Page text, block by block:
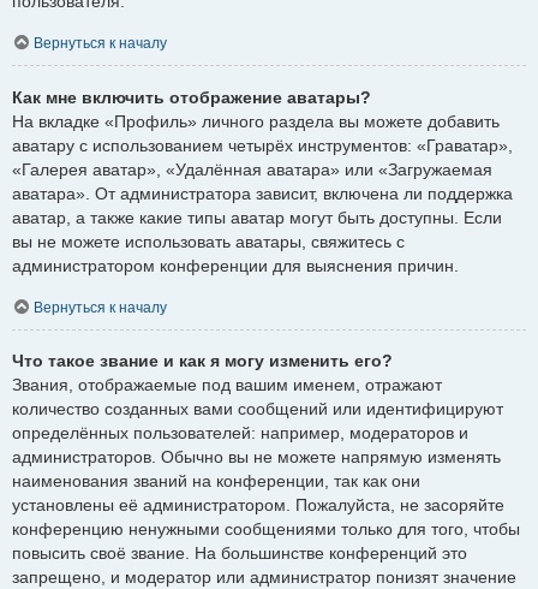
Вернуться к началу
Как мне включить отображение аватары?
На вкладке «Профиль» личного раздела вы можете добавить
аватару с использованием четырёх инструментов: «Граватар»,
«Галерея аватар», «Удалённая аватара» или «Загружаемая
аватара». От администратора зависит, включена ли поддержка
аватар, а также какие типы аватар могут быть доступны. Если
вы не можете использовать аватары, свяжитесь с
администратором конференции для выяснения причин.
Вернуться к началу
Что такое звание и как я могу изменить его?
Звания, отображаемые под вашим именем, отражают
количество созданных вами сообщений или идентифицируют
определённых пользователей: например, модераторов и
администраторов. Обычно вы не можете напрямую изменять
наименования званий на конференции, так как они
установлены её администратором. Пожалуйста, не засоряйте
конференцию ненужными сообщениями только для того, чтобы
повысить своё звание. На большинстве конференций это
запрещено, и модератор или администратор понизят значение